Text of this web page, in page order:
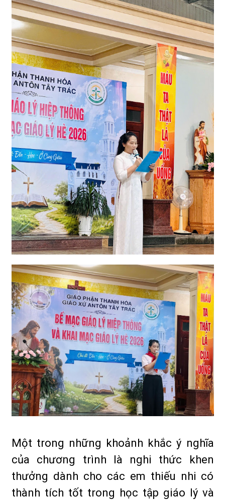
Một trong những khoảnh khắc ý nghĩa
của chương trình là nghi thức khen
thưởng dành cho các em thiếu nhi có
thành tích tốt trong học tập giáo lý và